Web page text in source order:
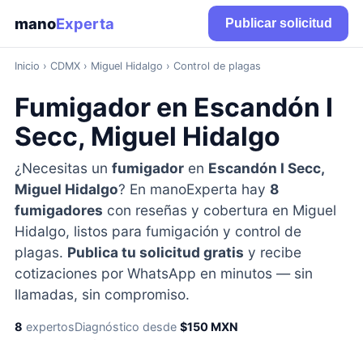
manoExperta Publicar solicitud
Inicio › CDMX› Miguel Hidalgo › Control de plagas
Fumigador en Escandón I
Secc, Miguel Hidalgo
¿Necesitas un fumigadoren Escandón I Secc,
Miguel Hidalgo? En manoExperta hay 8
fumigadores con reseñas y cobertura en Miguel
Hidalgo, listos para fumigación y control de
plagas. Publica tu solicitud gratis y recibe
cotizaciones por WhatsApp en minutos — sin
llamadas, sin compromiso.
8 expertosDiagnóstico desde $150 MXN